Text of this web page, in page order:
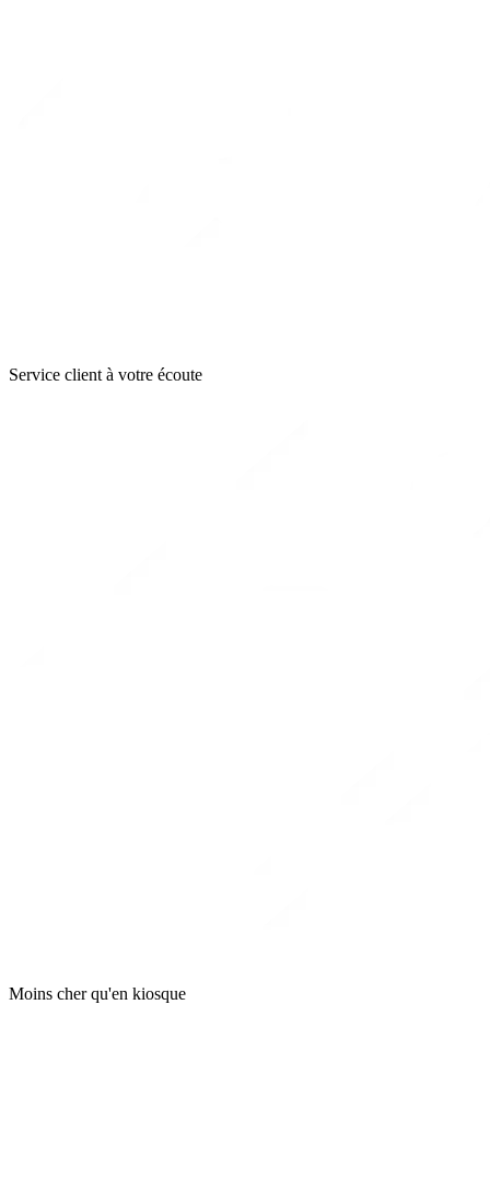
Service client à votre écoute
Moins cher qu'en kiosque